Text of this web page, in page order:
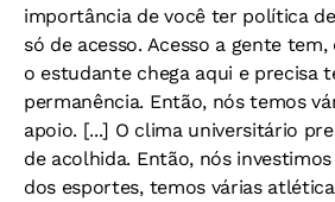
importância de você ter política
só de acesso. Acesso a gente tem,
o estudante chega aqui e precisa
permanência. Então, nós temos
apoio. [...] O clima universitário
de acolhida. Então, nós
dos esportes, temos várias